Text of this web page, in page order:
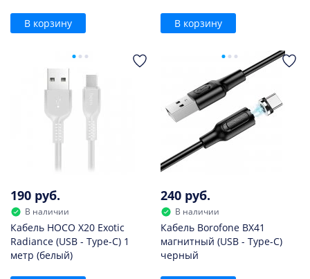
В корзину В корзину
190 руб.
В наличии
Кабель HOCO X20 Exotic
Radiance (USB - Type-C) 1
метр (белый)
240 руб.
В наличии
Кабель Borofone BX41
магнитный (USB - Type-C)
черный